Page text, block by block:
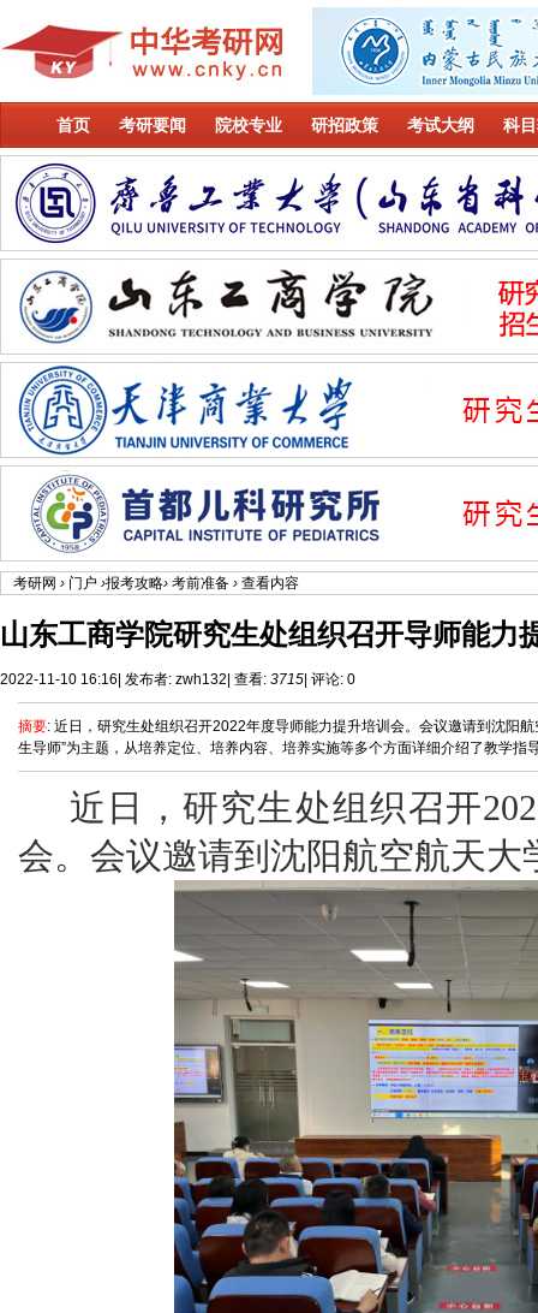
首页 考研要闻 院校专业 研招政策 考试大纲 科
考研网 › 门户 ›报考攻略› 考前准备 › 查看内容
山东工商学院研究生处组织召开导师能力
2022-11-10 16:16 发布者: zwh132 查看: 3715 评论: 0
摘要: 近日，研究生处组织召开2022年度导师能力提升培训会。会议邀请到沈阳
生导师”为主题，从培养定位、培养内容、培养实施等多个方面详细介绍了教学指
近日，研究生处组织召开
会。会议邀请到沈阳航空航天大